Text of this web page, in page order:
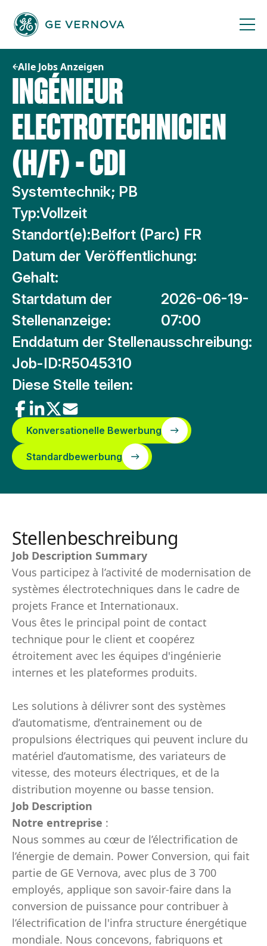
Inhalt
springen
Alle Jobs Anzeigen
INGÉNIEUR
ELECTROTECHNICIEN
(H/F) - CDI
Systemtechnik; PB
Typ:Vollzeit
Standort(e):Belfort (Parc) FR
Datum der Veröffentlichung:
Gehalt:
Startdatum der
Stellenanzeige:
2026-06-19-
07:00
Enddatum der Stellenausschreibung:
Job-ID:R5045310
Diese Stelle teilen:
Konversationelle Bewerbung
Standardbewerbung
Stellenbeschreibung
Job Description Summary
Vous participez à l’activité de modernisation de
systèmes électrotechniques dans le cadre de
projets France et Internationaux.
Vous êtes le principal point de contact
technique pour le client et coopérez
étroitement avec les équipes d'ingénierie
internes et les plateformes produits.
Les solutions à délivrer sont des systèmes
d’automatisme, d’entrainement ou de
propulsions électriques qui peuvent inclure du
matériel d’automatisme, des variateurs de
vitesse, des moteurs électriques, et de la
distribution moyenne ou basse tension.
Job Description
Notre entreprise :
Nous sommes au cœur de l’électrification de
l’énergie de demain. Power Conversion, qui fait
partie de GE Vernova, avec plus de 3 700
employés, applique son savoir-faire dans la
conversion de puissance pour contribuer à
l’électrification de l'infra structure énergétique
mondiale. Nous concevons, fabriquons et